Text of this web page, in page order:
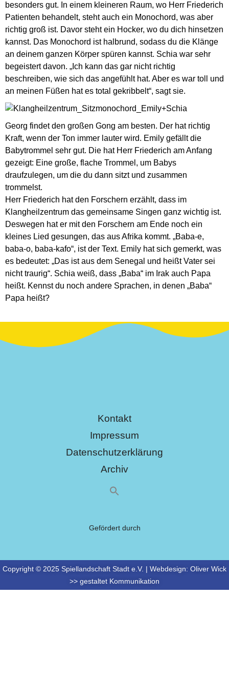
besonders gut. In einem kleineren Raum, wo Herr Friederich
Patienten behandelt, steht auch ein Monochord, was aber
richtig groß ist. Davor steht ein Hocker, wo du dich hinsetzen
kannst. Das Monochord ist halbrund, sodass du die Klänge
an deinem ganzen Körper spüren kannst. Schia war sehr
begeistert davon. „Ich kann das gar nicht richtig
beschreiben, wie sich das angefühlt hat. Aber es war toll und
an meinen Füßen hat es total gekribbelt“, sagt sie.
Georg findet den großen Gong am besten. Der hat richtig
Kraft, wenn der To­­­n immer lauter wird. Emily gefällt die
Babytrommel sehr gut. Die hat Herr Friederich am Anfang
gezeigt: Eine große, flache Trommel, um Babys
draufzulegen, um die du dann sitzt und zusammen
trommelst.
Herr Friederich hat den Forschern erzählt, dass im
Klangheilzentrum das gemeinsame Singen ganz wichtig ist.
Deswegen hat er mit den Forschern am Ende noch ein
kleines Lied gesungen, das aus Afrika kommt. „Baba-e,
baba-o, baba-kafo“, ist der Text. Emily hat sich gemerkt, was
es bedeutet: „Das ist aus dem Senegal und heißt Vater sei
nicht traurig“. Schia weiß, dass „Baba“ im Irak auch Papa
heißt. Kennst du noch andere Sprachen, in denen „Baba“
Papa heißt?
Kontakt
Impressum
Datenschutzerklärung
Archiv
Gefördert durch
Copyright © 2025 Spiellandschaft Stadt e.V. | Webdesign: Oliver Wick
>> gestaltet Kommunikation